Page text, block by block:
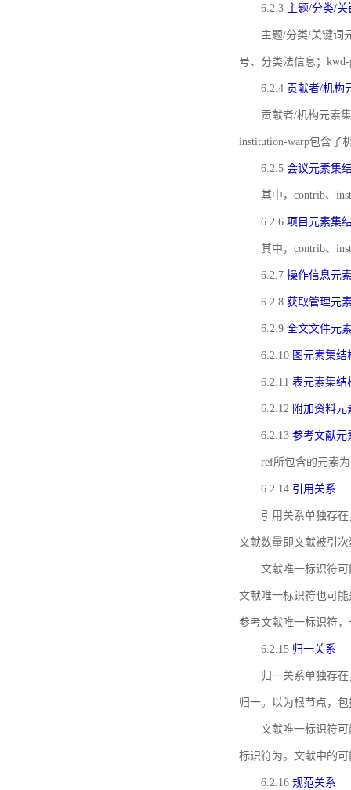
6.2.3 主题/分类/
主题/分类/关键词
号、分类法信息；
6.2.4 贡献者/机构
贡献者/机构元素
institution-warp包含了
6.2.5 会议元素集
其中，contrib、
6.2.6 项目元素集
其中，contrib、
6.2.7 操作信息元
6.2.8 获取管理元
6.2.9 全文文件元
6.2.10 图元素集结
6.2.11 表元素集结
6.2.12 附加资料元
6.2.13 参考文献元
ref所包含的元素
6.2.14 引用关系
引用关系单独存
文献数量即文献被引
文献唯一标识符
文献唯一标识符也可
参考文献唯一标识符
6.2.15 归一关系
归一关系单独存
归一。以为根节点，
文献唯一标识符
标识符为。文献中的
6.2.16 规范关系